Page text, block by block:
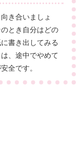
き合いましょ
とき自分はどの
書き出してみる
、途中でやめて
全です。